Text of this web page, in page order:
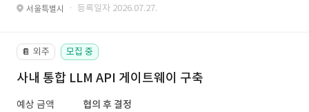
서울특별시 · 등록일자 2026.07.27.
📔 외주 모집 중
사내 통합 LLM API 게이트웨이 구축
예상 금액
협의 후 결정